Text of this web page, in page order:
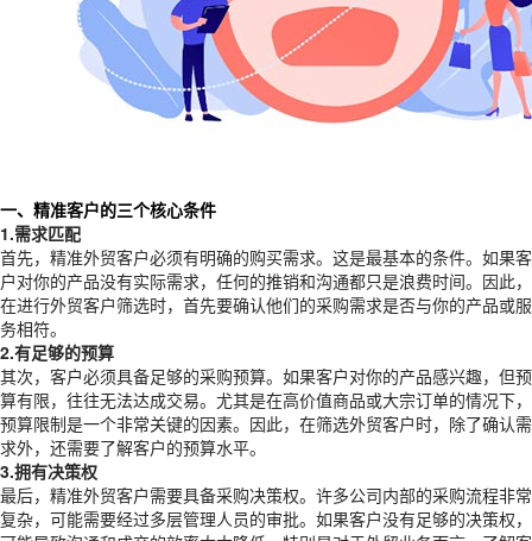
一、精准客户的三个核心条件
1.需求匹配
首先，精准外贸客户必须有明确的购买需求。这是最基本的条件。如果客
户对你的产品没有实际需求，任何的推销和沟通都只是浪费时间。因此，
在进行外贸客户筛选时，首先要确认他们的采购需求是否与你的产品或服
务相符。
2.有足够的预算
其次，客户必须具备足够的采购预算。如果客户对你的产品感兴趣，但预
算有限，往往无法达成交易。尤其是在高价值商品或大宗订单的情况下，
预算限制是一个非常关键的因素。因此，在筛选外贸客户时，除了确认需
求外，还需要了解客户的预算水平。
3.拥有决策权
最后，精准外贸客户需要具备采购决策权。许多公司内部的采购流程非常
复杂，可能需要经过多层管理人员的审批。如果客户没有足够的决策权，